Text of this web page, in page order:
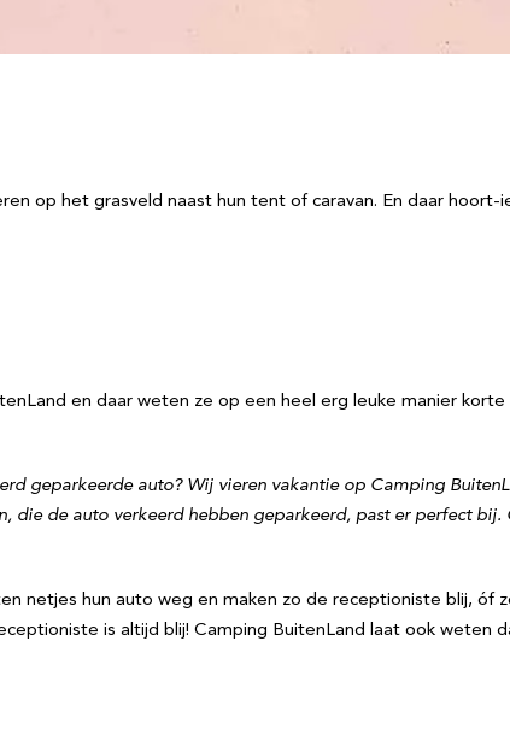
op het grasveld naast hun tent of caravan. En daar
en daar weten ze op een heel erg leuke manier
geparkeerde auto? Wij vieren vakantie op Camping
die de auto verkeerd hebben geparkeerd, past er perfect
netjes hun auto weg en maken zo de receptioniste blij,
is altijd blij! Camping BuitenLand laat ook weten